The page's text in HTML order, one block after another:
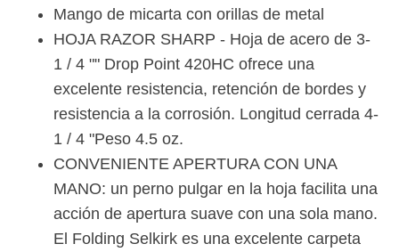
Mango de micarta con orillas de metal
HOJA RAZOR SHARP - Hoja de acero de 3-
1 / 4 "" Drop Point 420HC ofrece una
excelente resistencia, retención de bordes y
resistencia a la corrosión. Longitud cerrada 4-
1 / 4 "Peso 4.5 oz.
CONVENIENTE APERTURA CON UNA
MANO: un perno pulgar en la hoja facilita una
acción de apertura suave con una sola mano.
El Folding Selkirk es una excelente carpeta